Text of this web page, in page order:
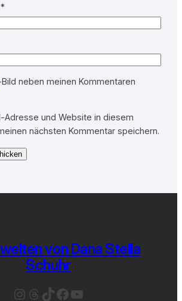
*
neben meinen Kommentaren
Adresse und Website in diesem
nächsten Kommentar speichern.
von Dana Stella
Schuhr
Instagram
Threads
TikTok
Facebook
YouTube